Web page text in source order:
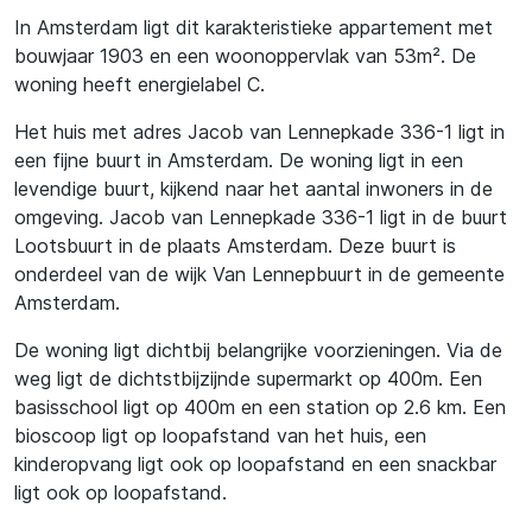
In Amsterdam ligt dit karakteristieke appartement met
bouwjaar 1903 en een woonoppervlak van 53m². De
woning heeft energielabel C.
Het huis met adres Jacob van Lennepkade 336-1 ligt in
een fijne buurt in Amsterdam. De woning ligt in een
levendige buurt, kijkend naar het aantal inwoners in de
omgeving. Jacob van Lennepkade 336-1 ligt in de buurt
Lootsbuurt in de plaats Amsterdam. Deze buurt is
onderdeel van de wijk Van Lennepbuurt in de gemeente
Amsterdam.
De woning ligt dichtbij belangrijke voorzieningen. Via de
weg ligt de dichtstbijzijnde supermarkt op 400m. Een
basisschool ligt op 400m en een station op 2.6 km. Een
bioscoop ligt op loopafstand van het huis, een
kinderopvang ligt ook op loopafstand en een snackbar
ligt ook op loopafstand.